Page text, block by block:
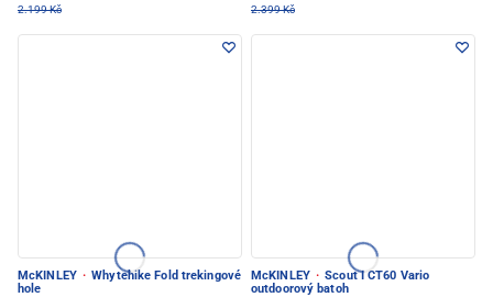
2.199 Kč
2.399 Kč
McKINLEY · Whytehike Fold trekingové
hole
McKINLEY · Scout I CT60 Vario
outdoorový batoh